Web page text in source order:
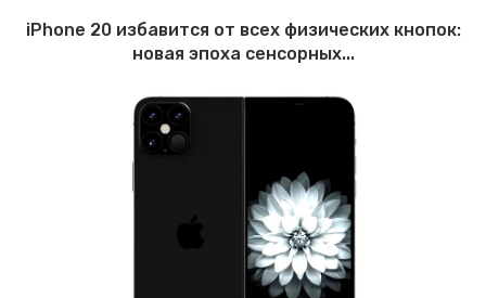
iPhone 20 избавится от всех физических кнопок:
новая эпоха сенсорных...